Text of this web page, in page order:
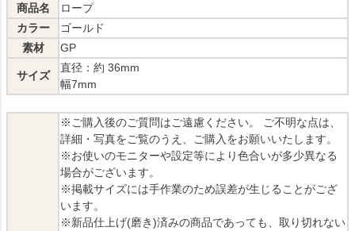
商品名
ロープ
カラー
ゴールド
素材
GP
サイズ
直径：約 36mm
幅7mm
※ご購入後のご質問はご遠慮ください。 ご不明な点は、
詳細・写真をご覧のうえ、ご購入をお願いいたします。
※お使いのモニターや設定等により色合いが多少異なる
場合がございます。
※掲載サイズには手作業のため誤差が生じることがござ
います。
※新品仕上げ(磨き)済みの商品であっても、取り切れない